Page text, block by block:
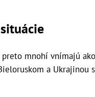
mnohí vnímajú
a Ukrajinou